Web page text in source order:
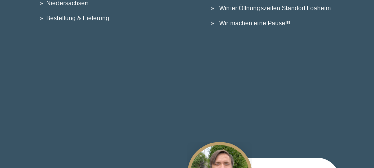
Niedersachsen
Bestellung & Lieferung
Winter Öffnungszeiten Standort Losheim
Wir machen eine Pause!!!